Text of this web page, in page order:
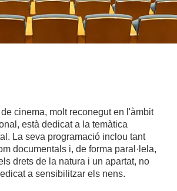
cinema, molt reconegut en l'àmbit
està dedicat a la temàtica
La seva programació inclou tant
documentals i, de forma paral·lela,
drets de la natura i un apartat, no
a sensibilitzar els nens.